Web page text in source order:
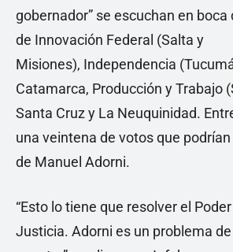
gobernador” se escuchan en
de Innovación Federal (Salta y
Misiones), Independencia
Catamarca, Producción y Trabajo
Santa Cruz y La Neuquinidad.
una veintena de votos que
de Manuel Adorni.
“Esto lo tiene que resolver el
Justicia. Adorni es un problema